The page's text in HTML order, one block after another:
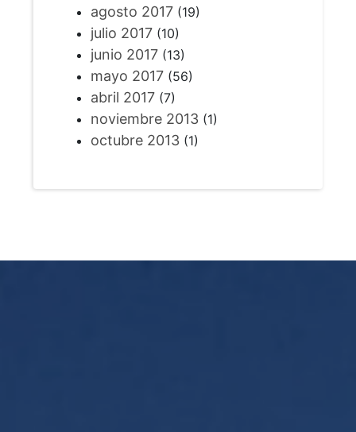
agosto 2017(19)
julio 2017(10)
junio 2017(13)
mayo 2017(56)
abril 2017(7)
noviembre 2013(1)
octubre 2013(1)